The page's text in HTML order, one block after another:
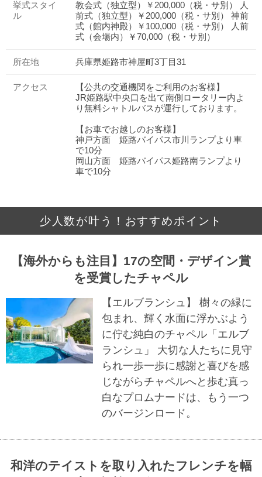
挙式スタイ
ル
教会式（独立型）￥200,000（税・サ別） 人
前式（独立型）￥200,000（税・サ別） 神前
式（館内神殿）￥100,000（税・サ別） 人前
式（会場内）￥70,000（税・サ別）
所在地 兵庫県姫路市神屋町3丁目31
アクセス
【公共の交通機関をご利用のお客様】
JR姫路駅中央口を出て南側ロータリー内よ
り無料シャトルバスが運行しております。
【お車でお越しのお客様】
神戸方面 姫路バイパス市川ランプより車
で10分
岡山方面 姫路バイパス姫路南ランプより
車で10分
少人数が叶う！おすすめポイント
【海外からも注目】17の空間・デザイン賞
を受賞したチャペル
【エルブランシュ】 樹々の緑に
包まれ、輝く水面に浮かぶよう
に佇む純白のチャペル「エルブ
ランシュ」 大切な人たちに見守
られ一歩一歩に感謝と喜びを感
じながらチャペルへと歩む真っ
白なプロムナードは、もう一つ
のバージンロード。
和洋のテイストを取り入れたフレンチを幅